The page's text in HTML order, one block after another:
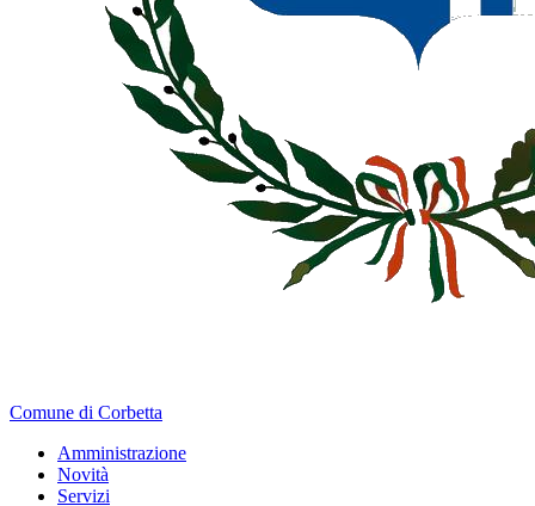
Comune di Corbetta
Amministrazione
Novità
Servizi